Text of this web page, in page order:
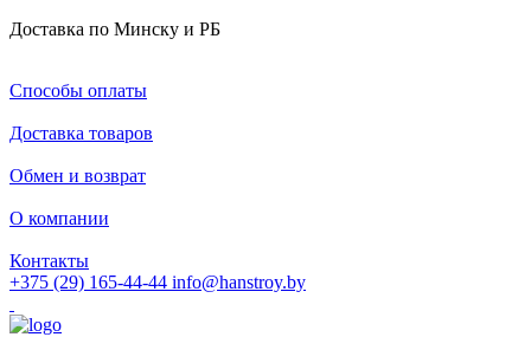
Доставка по Минску и РБ
Способы оплаты
Доставка товаров
Обмен и возврат
О компании
Контакты
+375 (29) 165-44-44 info@hanstroy.by